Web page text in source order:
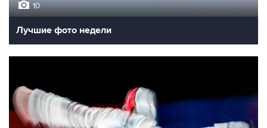
10
Лучшие фото недели